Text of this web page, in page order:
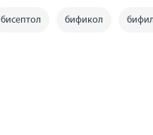
бисептол бификол